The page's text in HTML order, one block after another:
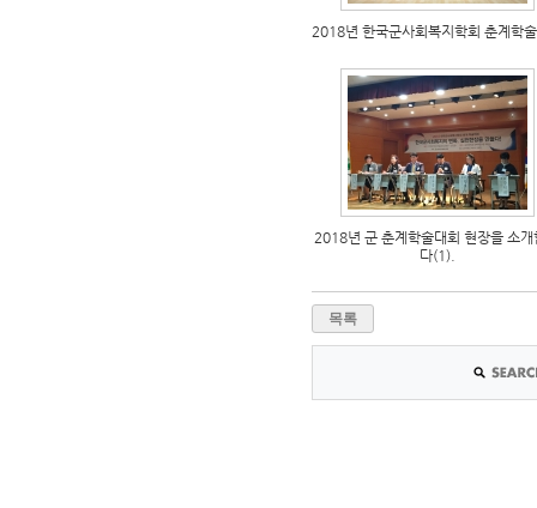
2018년 한국군사회복지학회 춘계학
2018년 군 춘계학술대회 현장을 소개
다(1).
목록